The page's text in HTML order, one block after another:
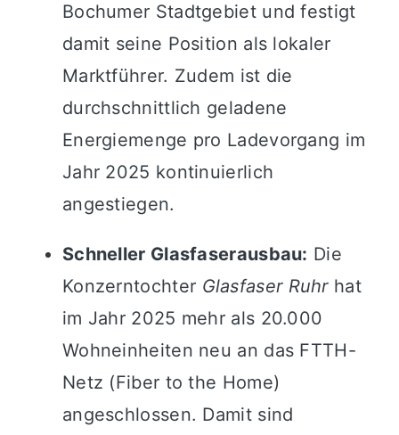
Bochumer Stadtgebiet und festigt
damit seine Position als lokaler
Marktführer. Zudem ist die
durchschnittlich geladene
Energiemenge pro Ladevorgang im
Jahr 2025 kontinuierlich
angestiegen.
Schneller Glasfaserausbau: Die
Konzerntochter Glasfaser Ruhrhat
im Jahr 2025 mehr als 20.000
Wohneinheiten neu an das FTTH-
Netz (Fiber to the Home)
angeschlossen. Damit sind